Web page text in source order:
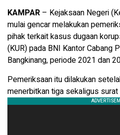
KAMPAR – Kejaksaan Negeri
mulai gencar melakukan
pihak terkait kasus dugaan
(KUR) pada BNI Kantor Cabang
Bangkinang, periode 2021 dan
Pemeriksaan itu dilakukan
menerbitkan tiga sekaligus surat